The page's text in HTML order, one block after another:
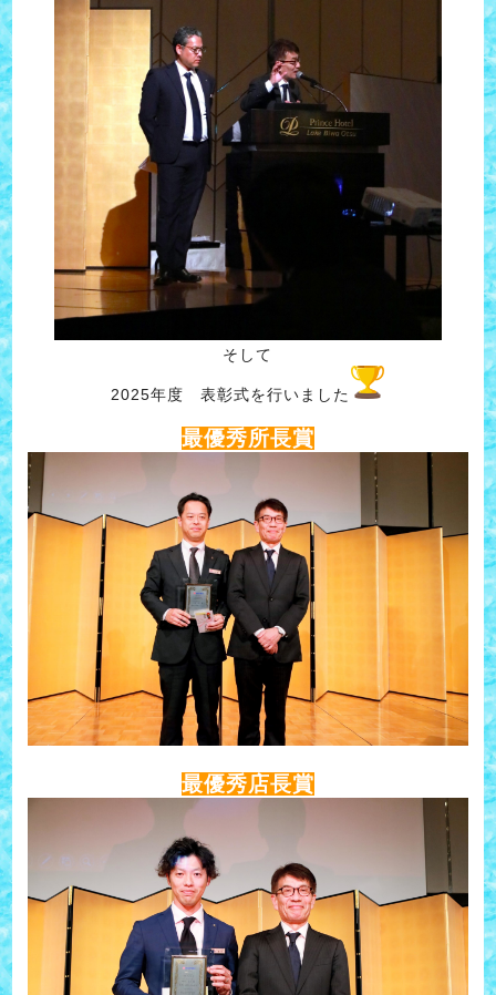
そして
2025年度 表彰式を行いました
最優秀所長賞
最優秀店長賞